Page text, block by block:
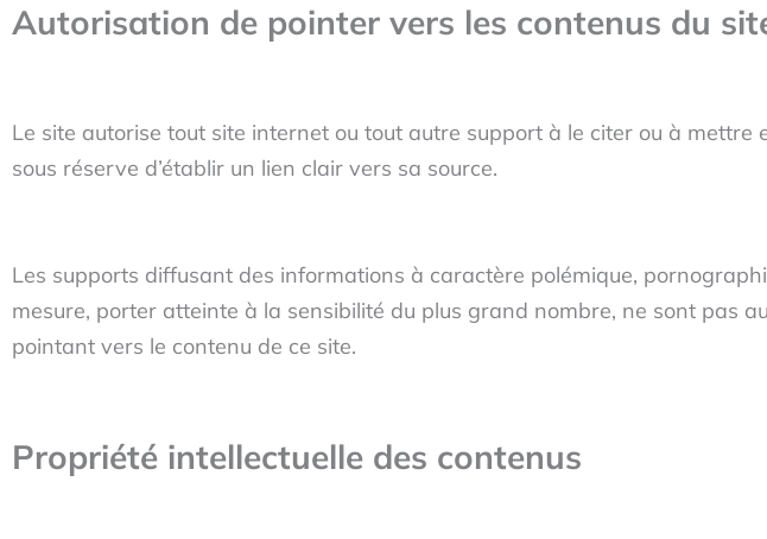
Autorisation de pointer vers les contenus du
Le site autorise tout site internet ou tout autre support à le citer ou à
sous réserve d’établir un lien clair vers sa source.
Les supports diffusant des informations à caractère polémique,
mesure, porter atteinte à la sensibilité du plus grand nombre, ne sont pas
pointant vers le contenu de ce site.
Propriété intellectuelle des contenus